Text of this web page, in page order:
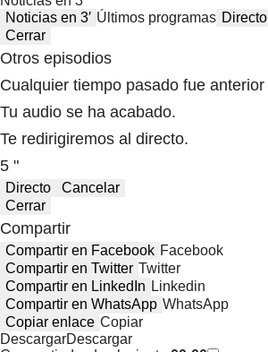
Noticias en 3′ Últimos programas Directo
Cerrar
Otros episodios
Cualquier tiempo pasado fue anterior
Tu audio se ha acabado.
Te redirigiremos al directo.
5 "
Directo
Cancelar
Cerrar
Compartir
Compartir en Facebook Facebook
Compartir en Twitter Twitter
Compartir en LinkedIn Linkedin
Compartir en WhatsApp WhatsApp
Copiar enlace Copiar
DescargarDescargar